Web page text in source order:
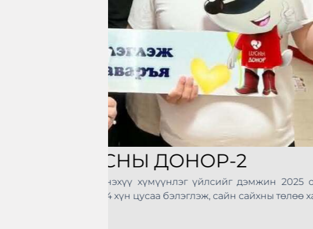
Санхүүгийн Зохицуулах Хороо
боловсролыг дээшлүүлэх,
зорилготой “Мэдлэгээ дээшлүүлье
зохион байгуулагдлаа. Тус арга
болон манай хоршоо идэвхтэй